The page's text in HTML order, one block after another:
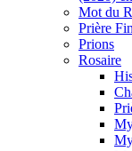
Mot du
Prière
Prions
Rosaire